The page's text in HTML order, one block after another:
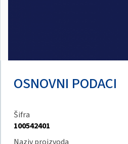
OSNOVNI PODACI
Šifra
100542401